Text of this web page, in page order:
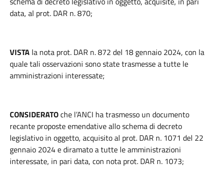
data, al prot. DAR n. 870;
VISTA la nota prot. DAR n. 872 del 18 gennaio 2024, con la
quale tali osservazioni sono state trasmesse a tutte le
amministrazioni interessate;
CONSIDERATOche l’ANCI ha trasmesso un documento
recante proposte emendative allo schema di decreto
legislativo in oggetto, acquisito al prot. DAR n. 1071 del 22
gennaio 2024 e diramato a tutte le amministrazioni
interessate, in pari data, con nota prot. DAR n. 1073;